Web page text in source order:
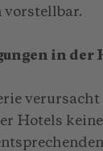
vorstellbar.
in der
Hotels